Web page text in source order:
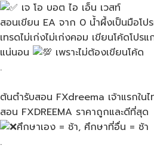
เจ โอ บอต ไอ เอ็น เวสท์
สอนเขียน​ EA จาก​ 0​ น้ำผึ้งเป็นมือโป
เทรดไม่เก่งไม่เก่งคอม เขียนโค้ดโปร
แน่นอน​
เพราะไม่ต้องเขียนโค้ด
.
ต้นตำรับสอน​ FXdreema​ เจ้าแรกในไ
สอน FXDREEMA ราคาถูกและดีที่สุด
ศึกษาเอง = ช้า, ศึกษาที่อื่น = ช้า
.